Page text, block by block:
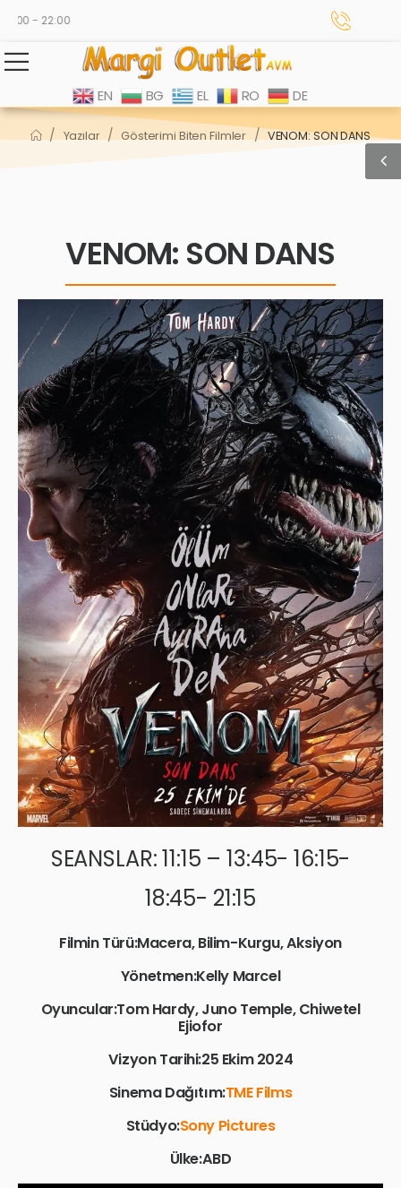
- 22:00
EN BG EL RO DE
/ Yazılar / Gösterimi Biten Filmler / VENOM: SON DANS
VENOM: SON DANS
SEANSLAR: 11:15 – 13:45- 16:15-
18:45- 21:15
Filmin Türü:Macera, Bilim-Kurgu, Aksiyon
Yönetmen:Kelly Marcel
Oyuncular:Tom Hardy, Juno Temple, Chiwetel
Ejiofor
Vizyon Tarihi:25 Ekim 2024
Sinema Dağıtım:TME Films
Stüdyo:Sony Pictures
Ülke:ABD